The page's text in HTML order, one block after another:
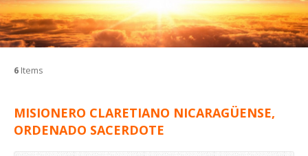
6 Items
MISIONERO CLARETIANO NICARAGÜENSE,
ORDENADO SACERDOTE